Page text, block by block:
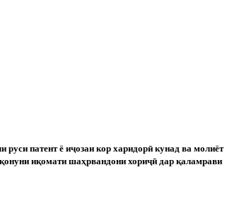
руси патент ё иҷозаи кор харидорӣ кунад ва молиёт
иқомати шаҳрвандони хориҷӣ дар қаламрави